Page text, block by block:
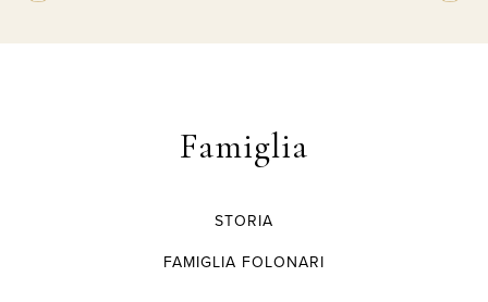
Famiglia
STORIA
FAMIGLIA FOLONARI